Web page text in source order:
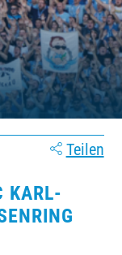
Teilen
M
Z